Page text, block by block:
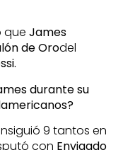
que James
de Orodel
durante su
9 tantos en
con Envigado